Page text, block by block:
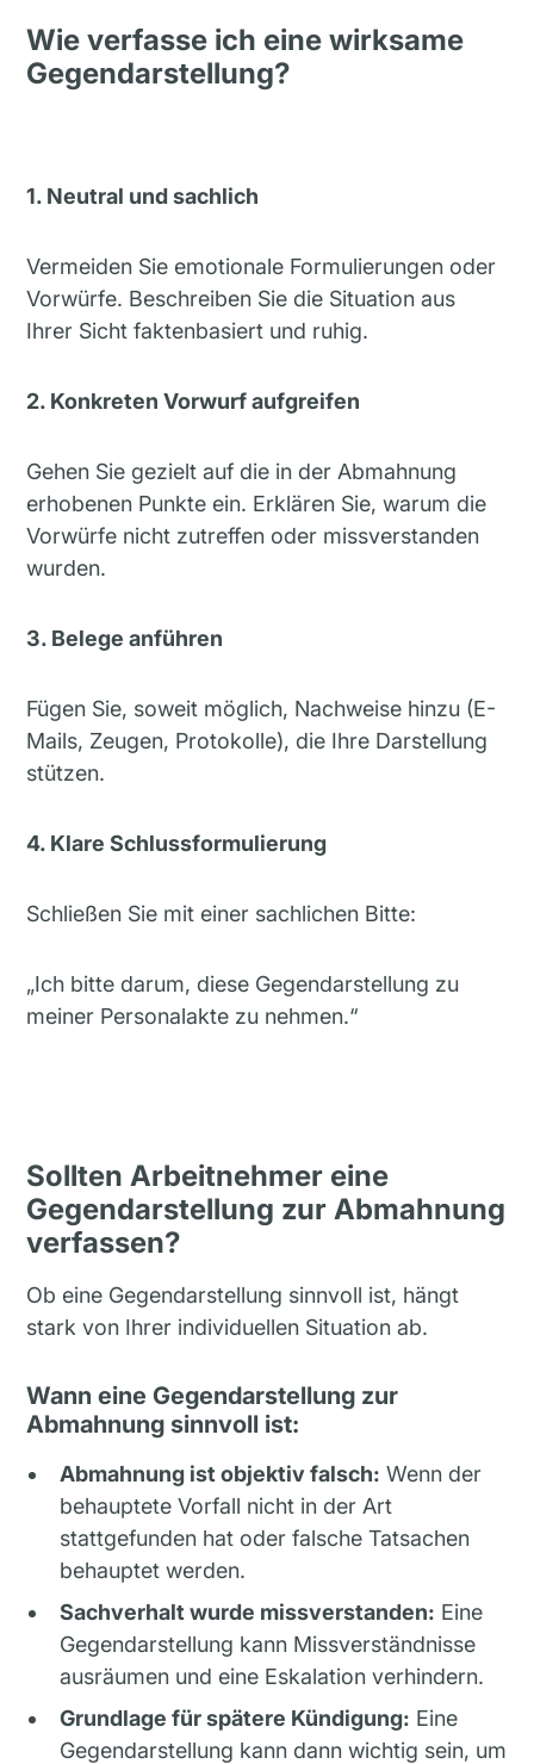
Wie verfasse ich eine wirksame
Gegendarstellung?
1. Neutral und sachlich
Vermeiden Sie emotionale Formulierungen oder
Vorwürfe. Beschreiben Sie die Situation aus
Ihrer Sicht faktenbasiert und ruhig.
2. Konkreten Vorwurf aufgreifen
Gehen Sie gezielt auf die in der Abmahnung
erhobenen Punkte ein. Erklären Sie, warum die
Vorwürfe nicht zutreffen oder missverstanden
wurden.
3. Belege anführen
Fügen Sie, soweit möglich, Nachweise hinzu (E-
Mails, Zeugen, Protokolle), die Ihre Darstellung
stützen.
4. Klare Schlussformulierung
Schließen Sie mit einer sachlichen Bitte:
„Ich bitte darum, diese Gegendarstellung zu
meiner Personalakte zu nehmen.“
Sollten Arbeitnehmer eine
Gegendarstellung zur Abmahnung
verfassen?
Ob eine Gegendarstellung sinnvoll ist, hängt
stark von Ihrer individuellen Situation ab.
Wann eine Gegendarstellung zur
Abmahnung sinnvoll ist:
Abmahnung ist objektiv falsch: Wenn der
behauptete Vorfall nicht in der Art
stattgefunden hat oder falsche Tatsachen
behauptet werden.
Sachverhalt wurde missverstanden: Eine
Gegendarstellung kann Missverständnisse
ausräumen und eine Eskalation verhindern.
Grundlage für spätere Kündigung: Eine
Gegendarstellung kann dann wichtig sein, um